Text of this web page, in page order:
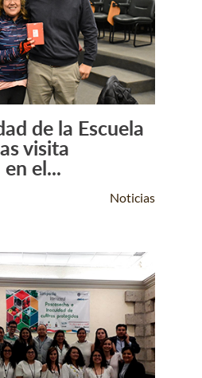
Leer Más +
de la Escuela
visita
el...
Noticias